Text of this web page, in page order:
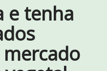
e tenha